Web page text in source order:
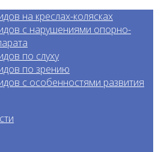
на креслах-колясках
с нарушениями опорно-
по слуху
по зрению
с особенностями развития